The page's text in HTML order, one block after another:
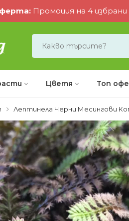
: Промоция на 4
Цветя Топ
Лептинела Черни Месингови